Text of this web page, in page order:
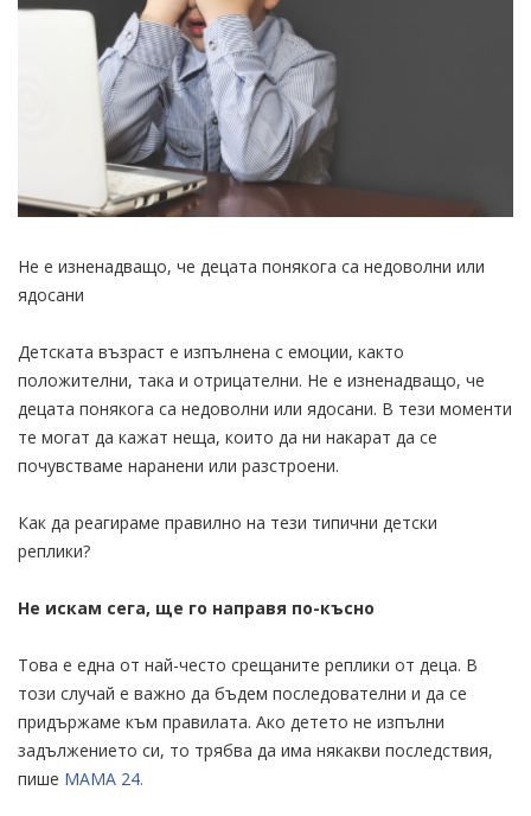
Не е изненадващо, че децата понякога са недоволни или
ядосани
Детската възраст е изпълнена с емоции, както
положителни, така и отрицателни. Не е изненадващо, че
децата понякога са недоволни или ядосани. В тези моменти
те могат да кажат неща, които да ни накарат да се
почувстваме наранени или разстроени.
Как да реагираме правилно на тези типични детски
реплики?
Не искам сега, ще го направя по-късно
Това е една от най-често срещаните реплики от деца. В
този случай е важно да бъдем последователни и да се
придържаме към правилата. Ако детето не изпълни
задължението си, то трябва да има някакви последствия,
пише МАМА 24.